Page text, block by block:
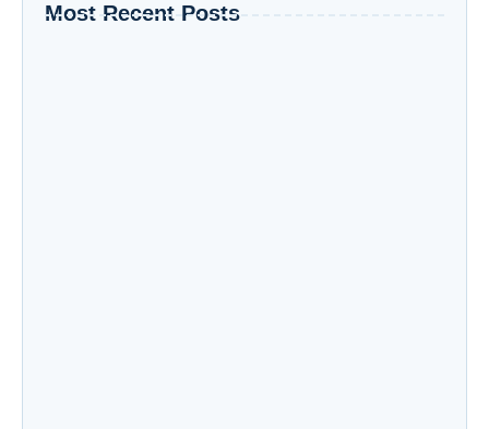
Most Recent Posts